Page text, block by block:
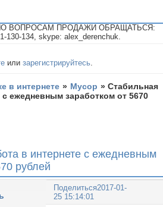
ВОПРОСАМ ПРОДАЖИ ОБРАЩАТЬСЯ:
130-134, skype: alex_derenchuk.
илизарегистрируйтесь
в интернете » Мусор »Стабильная
с ежедневным заработком от 5670
в интернете с ежедневным
рублей
Поделиться2017-01-
25 15:14:01